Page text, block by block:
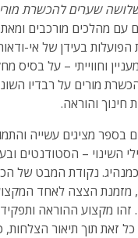
שערים להכשרת
עם מהלכים מורכבים
הפועלות בעידן של אי-
וחווייתי – על בסיס
מורים על רבדיו
חינוך והוראה.
בספר מציגים עשייה
השינוי – הסטודנטים
נקודת המבט של
מזמנת הצצה לאחד
מקצוע ההוראה
כל זאת תוך תיאור הצלחות,